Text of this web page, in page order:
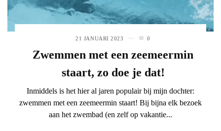
21 JANUARI 2023 0
Zwemmen met een zeemeermin
staart, zo doe je dat!
Inmiddels is het hier al jaren populair bij mijn dochter:
zwemmen met een zeemeermin staart! Bij bijna elk bezoek
aan het zwembad (en zelf op vakantie...